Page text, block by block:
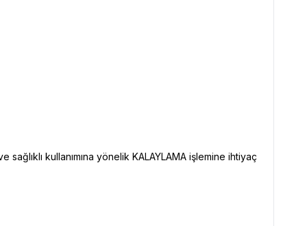
kullanımına yönelik KALAYLAMA işlemine ihtiyaç